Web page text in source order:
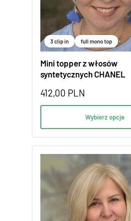
3 clip in full mono top
Mini topper z włosów
syntetycznych CHANEL
412,00 PLN
Wybierz opcje